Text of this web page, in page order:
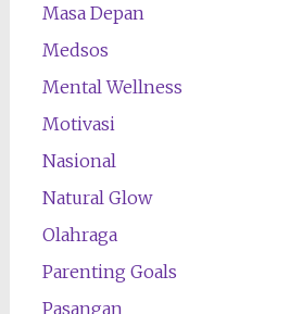
Masa Depan
Medsos
Mental Wellness
Motivasi
Nasional
Natural Glow
Olahraga
Parenting Goals
Pasangan